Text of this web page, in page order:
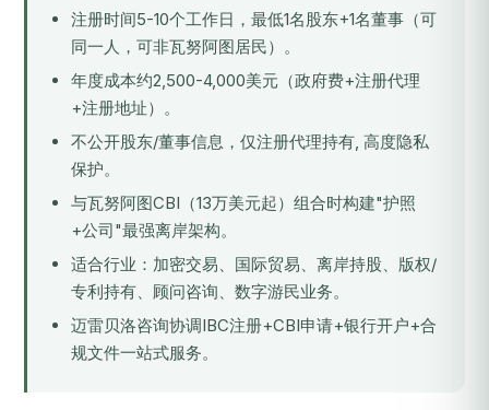
注册时间5-10个工作日，最低1名股东+1名董事（可
同一人，可非瓦努阿图居民）。
年度成本约2,500-4,000美元（政府费+注册代理
+注册地址）。
不公开股东/董事信息，仅注册代理持有, 高度隐私
保护。
与瓦努阿图CBI（13万美元起）组合时构建"护照
+公司"最强离岸架构。
适合行业：加密交易、国际贸易、离岸持股、版权/
专利持有、顾问咨询、数字游民业务。
迈雷贝洛咨询协调IBC注册+CBI申请+银行开户+合
规文件一站式服务。